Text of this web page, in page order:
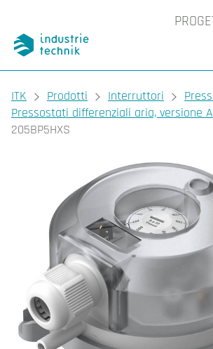
You are here:
ITK Prodotti Interruttori
Pressostati differenziali aria, versione
205BP5HXS